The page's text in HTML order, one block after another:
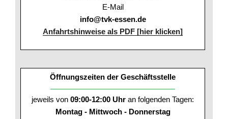
E-Mail
info@tvk-essen.de
Anfahrtshinweise als PDF [hier klicken]
Öffnungszeiten der Geschäftsstelle
jeweils von 09:00-12:00 Uhr an folgenden Tagen:
Montag - Mittwoch - Donnerstag